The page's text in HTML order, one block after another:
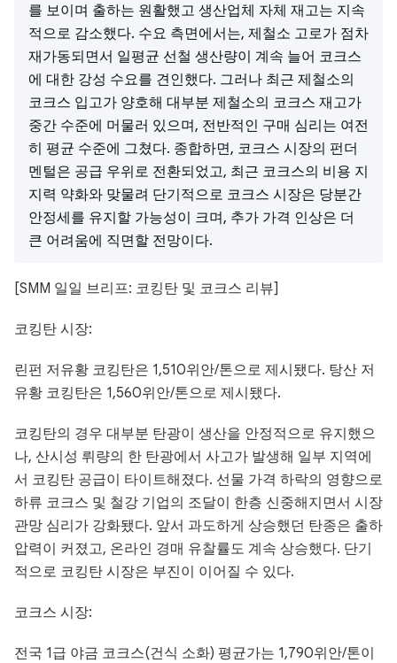
를 보이며 출하는 원활했고 생산업체 자체 재고는 지속
적으로 감소했다. 수요 측면에서는, 제철소 고로가 점차
재가동되면서 일평균 선철 생산량이 계속 늘어 코크스
에 대한 강성 수요를 견인했다. 그러나 최근 제철소의
코크스 입고가 양호해 대부분 제철소의 코크스 재고가
중간 수준에 머물러 있으며, 전반적인 구매 심리는 여전
히 평균 수준에 그쳤다. 종합하면, 코크스 시장의 펀더
멘털은 공급 우위로 전환되었고, 최근 코크스의 비용 지
지력 약화와 맞물려 단기적으로 코크스 시장은 당분간
안정세를 유지할 가능성이 크며, 추가 가격 인상은 더
큰 어려움에 직면할 전망이다.
[SMM 일일 브리프: 코킹탄 및 코크스 리뷰]
코킹탄 시장:
린펀 저유황 코킹탄은 1,510위안/톤으로 제시됐다. 탕산 저
유황 코킹탄은 1,560위안/톤으로 제시됐다.
코킹탄의 경우 대부분 탄광이 생산을 안정적으로 유지했으
나, 산시성 뤼량의 한 탄광에서 사고가 발생해 일부 지역에
서 코킹탄 공급이 타이트해졌다. 선물 가격 하락의 영향으로
하류 코크스 및 철강 기업의 조달이 한층 신중해지면서 시장
관망 심리가 강화됐다. 앞서 과도하게 상승했던 탄종은 출하
압력이 커졌고, 온라인 경매 유찰률도 계속 상승했다. 단기
적으로 코킹탄 시장은 부진이 이어질 수 있다.
코크스 시장:
전국 1급 야금 코크스(건식 소화) 평균가는 1,790위안/톤이